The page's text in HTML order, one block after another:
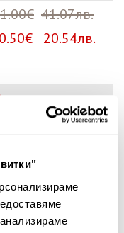
41.07лв.
20.54лв.